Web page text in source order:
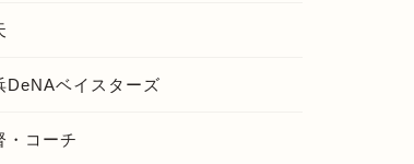
DeNAベイスターズ
・コーチ